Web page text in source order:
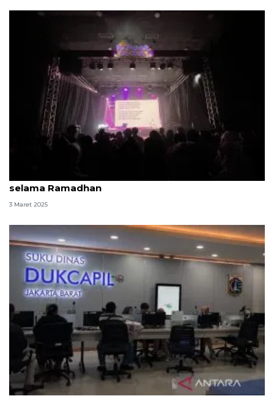
selama Ramadhan
3 Maret 2025
Pelayanan kependudukan di Jakarta Barat telah